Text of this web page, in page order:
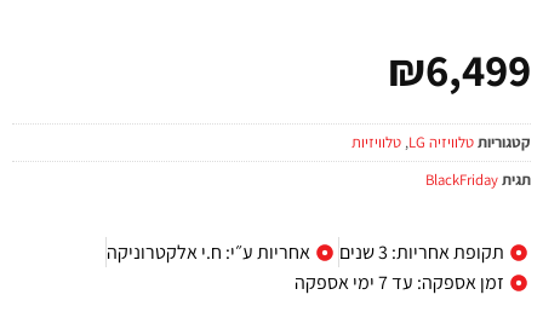
₪6,499
קטגוריותטלוויזיה LG , טלוויזיות
תגיתBlackFriday
תקופת אחריות: 3 שנים
אחריות ע״י: ח.י אלקטרוניקה
זמן אספקה: עד 7 ימי אספקה